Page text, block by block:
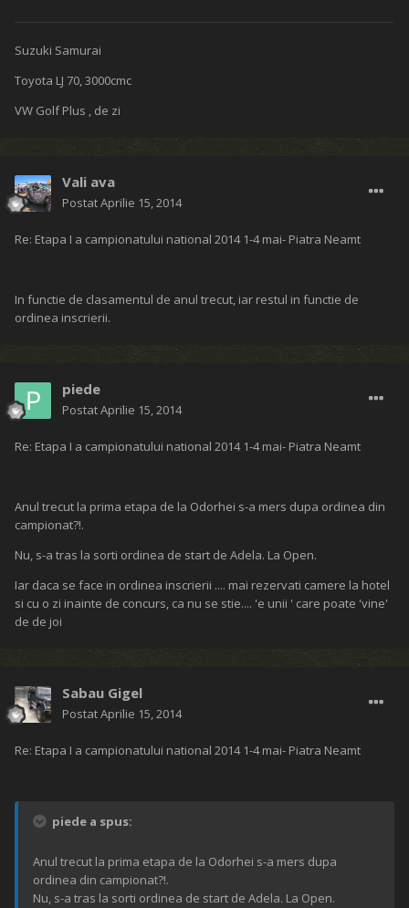
Suzuki Samurai
Toyota LJ 70, 3000cmc
VW Golf Plus , de zi
Vali ava
PostatAprilie 15, 2014
Re: Etapa I a campionatului national 2014 1-4 mai- Piatra Neamt
In functie de clasamentul de anul trecut, iar restul in functie de
ordinea inscrierii.
piede
PostatAprilie 15, 2014
Re: Etapa I a campionatului national 2014 1-4 mai- Piatra Neamt
Anul trecut la prima etapa de la Odorhei s-a mers dupa ordinea din
campionat?!.
Nu, s-a tras la sorti ordinea de start de Adela. La Open.
Iar daca se face in ordinea inscrierii .... mai rezervati camere la hotel
si cu o zi inainte de concurs, ca nu se stie.... 'e unii ' care poate 'vine'
de de joi
Sabau Gigel
PostatAprilie 15, 2014
Re: Etapa I a campionatului national 2014 1-4 mai- Piatra Neamt
piede a spus:
Anul trecut la prima etapa de la Odorhei s-a mers dupa
ordinea din campionat?!.
Nu, s-a tras la sorti ordinea de start de Adela. La Open.